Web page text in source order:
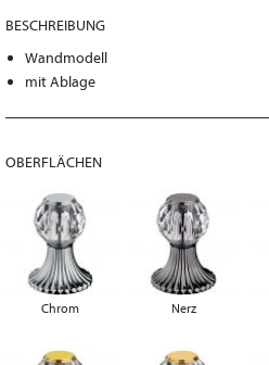
BESCHREIBUNG
Wandmodell
mit Ablage
OBERFLÄCHEN
Chrom Nerz